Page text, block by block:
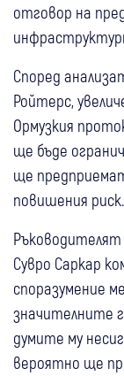
отговор на
Според
Ройтерс,
Ормузкия
ще бъде
ще
повишения риск.
Ръководителят
Сувро Саркар
споразумение
значителните
думите му
вероятно ще